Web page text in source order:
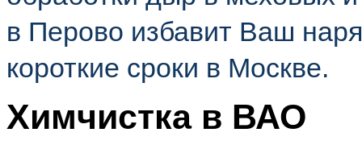
в Перово избавит Ваш
короткие сроки в Москве.
Химчистка в ВАО